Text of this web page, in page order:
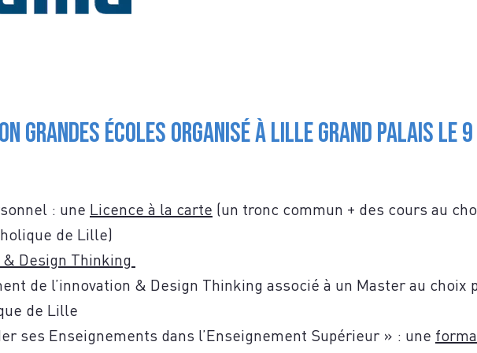
Grandes écoles organisé à Lille Grand Palais le
: une Licence à la carte (un tronc commun + des cours au
de Lille)
Design Thinking
de l’innovation & Design Thinking associé à un Master au choix
de Lille
ses Enseignements dans l’Enseignement Supérieur » : une